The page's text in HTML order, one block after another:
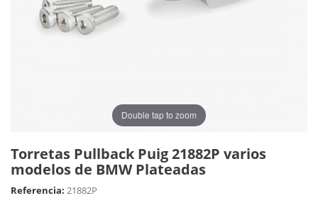
Double tap to zoom
Torretas Pullback Puig 21882P varios
modelos de BMW Plateadas
Referencia: 21882P